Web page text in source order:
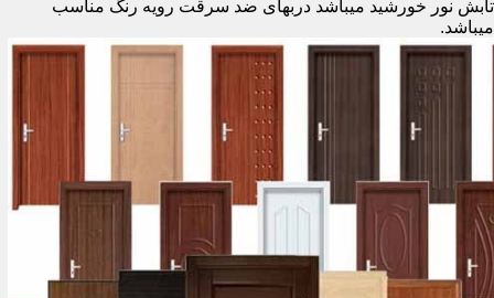
تابش نور خورشید میباشد دربهای ضد سرقت رویه رنگ مناسب
میباشد.